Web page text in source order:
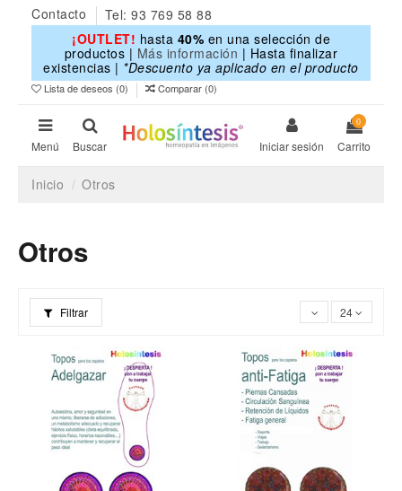
Contacto
Tel: 93 769 58 88
¡OUTLET! hasta 40% en una selección de
productos | Más información | Hasta finalizar
existencias | *Descuento ya aplicado en el producto
Lista de deseos (0) Comparar (0)
Menú Buscar Iniciar sesión
0
Carrito
Inicio Otros
Otros
Filtrar 24